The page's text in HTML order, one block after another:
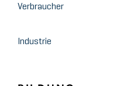
Verbraucher
Industrie